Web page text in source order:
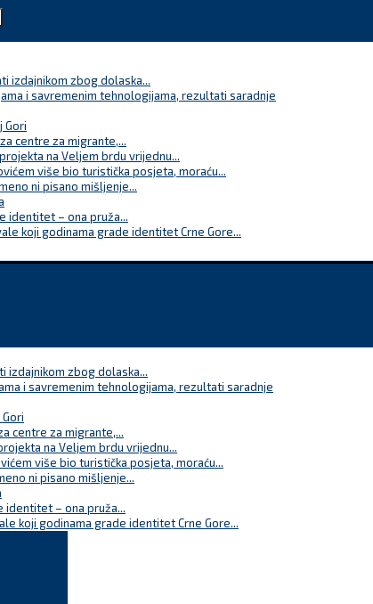
izdajnikom zbog dolaska...
i savremenim tehnologijama, rezultati saradnje
Gori
centre za migrante,...
na Veljem brdu vrijednu...
više bio turistička posjeta, moraću...
ni pisano mišljenje...
identitet – ona pruža...
koji godinama grade identitet Crne Gore...
izdajnikom zbog dolaska...
i savremenim tehnologijama, rezultati saradnje
centre za migrante,...
na Veljem brdu vrijednu...
više bio turistička posjeta, moraću...
ni pisano mišljenje...
identitet – ona pruža...
koji godinama grade identitet Crne Gore...